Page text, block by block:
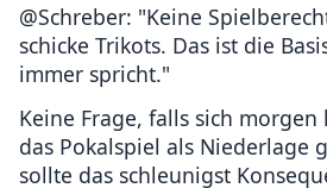
@Schreber: "Keine
schicke Trikots. Das ist die
immer spricht."
Keine Frage, falls sich morgen
das Pokalspiel als Niederlage
sollte das schleunigst